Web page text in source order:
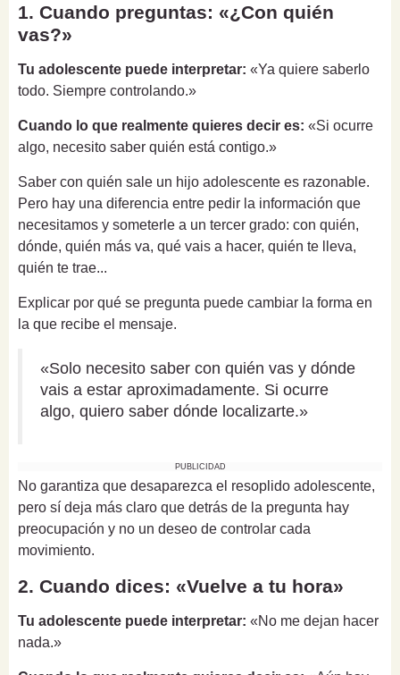
1. Cuando preguntas: «¿Con quién
vas?»
Tu adolescente puede interpretar: «Ya quiere saberlo
todo. Siempre controlando.»
Cuando lo que realmente quieres decir es: «Si ocurre
algo, necesito saber quién está contigo.»
Saber con quién sale un hijo adolescente es razonable.
Pero hay una diferencia entre pedir la información que
necesitamos y someterle a un tercer grado: con quién,
dónde, quién más va, qué vais a hacer, quién te lleva,
quién te trae...
Explicar por qué se pregunta puede cambiar la forma en
la que recibe el mensaje.
«Solo necesito saber con quién vas y dónde
vais a estar aproximadamente. Si ocurre
algo, quiero saber dónde localizarte.»
PUBLICIDAD
No garantiza que desaparezca el resoplido adolescente,
pero sí deja más claro que detrás de la pregunta hay
preocupación y no un deseo de controlar cada
movimiento.
2. Cuando dices: «Vuelve a tu hora»
Tu adolescente puede interpretar: «No me dejan hacer
nada.»